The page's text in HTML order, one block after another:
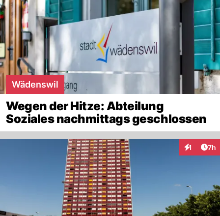
Wädenswil
Wegen der Hitze: Abteilung
Soziales nachmittags geschlossen
1 7h